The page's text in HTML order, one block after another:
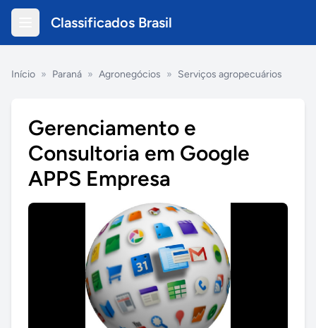
Classificados Brasil
Início » Paraná » Agronegócios » Serviços agropecuários
Gerenciamento e
Consultoria em Google
APPS Empresa